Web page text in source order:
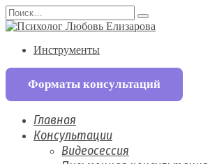
Перейти
к
Search
for:
Инструменты
Форматы консультаций
Главная
Консультации
Видеосессия